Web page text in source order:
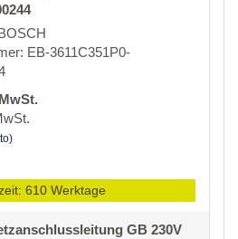
EB-3611C351P0-
610 Werktage
GB 230V